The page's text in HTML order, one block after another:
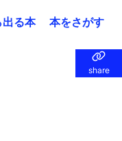
る本 本をさがす
share
share